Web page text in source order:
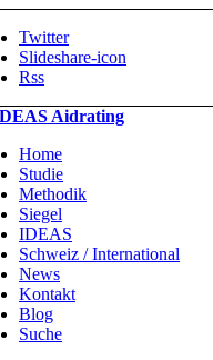
Twitter
Slideshare-icon
Rss
Home
Studie
Methodik
Siegel
IDEAS
Schweiz / International
News
Kontakt
Blog
Suche